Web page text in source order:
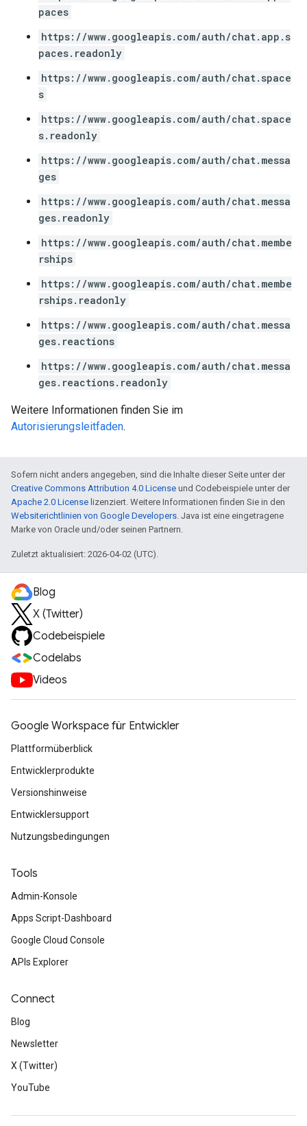
paces
https://www.googleapis.com/auth/chat.app.s
paces.readonly
https://www.googleapis.com/auth/chat.space
s
https://www.googleapis.com/auth/chat.space
s.readonly
https://www.googleapis.com/auth/chat.messa
ges
https://www.googleapis.com/auth/chat.messa
ges.readonly
https://www.googleapis.com/auth/chat.membe
rships
https://www.googleapis.com/auth/chat.membe
rships.readonly
https://www.googleapis.com/auth/chat.messa
ges.reactions
https://www.googleapis.com/auth/chat.messa
ges.reactions.readonly
Weitere Informationen finden Sie im
Autorisierungsleitfaden.
Sofern nicht anders angegeben, sind die Inhalte dieser Seite unter der
Creative Commons Attribution 4.0 License und Codebeispiele unter der
Apache 2.0 License lizenziert. Weitere Informationen finden Sie in den
Websiterichtlinien von Google Developers. Java ist eine eingetragene
Marke von Oracle und/oder seinen Partnern.
Zuletzt aktualisiert: 2026-04-02 (UTC).
Blog
X (Twitter)
Codebeispiele
Codelabs
Videos
Google Workspace für Entwickler
Plattformüberblick
Entwicklerprodukte
Versionshinweise
Entwicklersupport
Nutzungsbedingungen
Tools
Admin-Konsole
Apps Script-Dashboard
Google Cloud Console
APIs Explorer
Connect
Blog
Newsletter
X (Twitter)
YouTube